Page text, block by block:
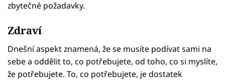
zbytečné požadavky.
Zdraví
Dnešní aspekt znamená, že se musíte podívat sami na
sebe a oddělit to, co potřebujete, od toho, co si myslíte,
že potřebujete. To, co potřebujete, je dostatek